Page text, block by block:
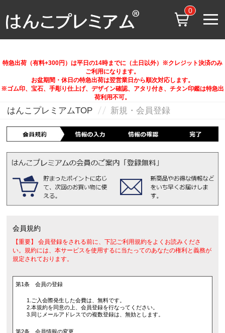
0
特急出荷（有料+300円）は平日の14時までに（土日以外）※クレジット決済のみ
ご利用になります。
お盆期間・休日の特急出荷は翌営業日から順次対応します。
※ゴム印、宝石、手彫り仕上げ、デザイン確認、アタリ付き、チタン印鑑は特急出
荷利用不可。
はんこプレミアムTOP 新規・会員登録
会員規約
【重要】 会員登録をされる前に、下記ご利用規約をよくお読みくださ
い。規約には、本サービスを使用するに当たってのあなたの権利と義務が
規定されております。
第1条 会員の登録
1.ご入会際発生した会費は、無料です。
2.本規約を同意の上、会員登録を行なってください。
3.同じメールアドレスでの複数登録は、無効とします。
第2条 会員情報の変更